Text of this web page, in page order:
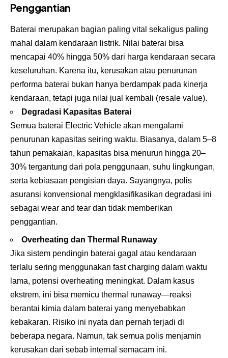
Penggantian
Baterai merupakan bagian paling vital sekaligus paling
mahal dalam kendaraan listrik. Nilai baterai bisa
mencapai 40% hingga 50% dari harga kendaraan secara
keseluruhan. Karena itu, kerusakan atau penurunan
performa baterai bukan hanya berdampak pada kinerja
kendaraan, tetapi juga nilai jual kembali (resale value).
Degradasi Kapasitas Baterai
Semua baterai Electric Vehicle akan mengalami
penurunan kapasitas seiring waktu. Biasanya, dalam 5–8
tahun pemakaian, kapasitas bisa menurun hingga 20–
30% tergantung dari pola penggunaan, suhu lingkungan,
serta kebiasaan pengisian daya. Sayangnya, polis
asuransi konvensional mengklasifikasikan degradasi ini
sebagai wear and tear dan tidak memberikan
penggantian.
Overheating dan Thermal Runaway
Jika sistem pendingin baterai gagal atau kendaraan
terlalu sering menggunakan fast charging dalam waktu
lama, potensi overheating meningkat. Dalam kasus
ekstrem, ini bisa memicu thermal runaway—reaksi
berantai kimia dalam baterai yang menyebabkan
kebakaran. Risiko ini nyata dan pernah terjadi di
beberapa negara. Namun, tak semua polis menjamin
kerusakan dari sebab internal semacam ini.